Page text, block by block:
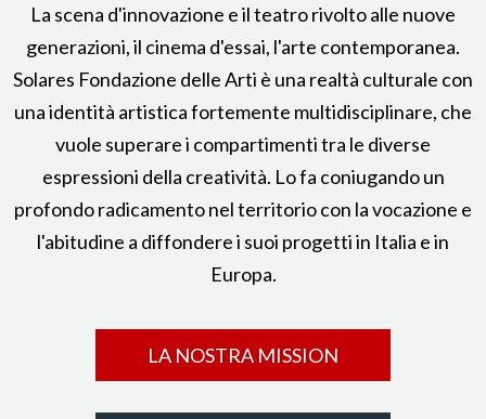
La scena d'innovazione e il teatro rivolto alle nuove
generazioni, il cinema d'essai, l'arte contemporanea.
Solares Fondazione delle Arti è una realtà culturale con
una identità artistica fortemente multidisciplinare, che
vuole superare i compartimenti tra le diverse
espressioni della creatività. Lo fa coniugando un
profondo radicamento nel territorio con la vocazione e
l'abitudine a diffondere i suoi progetti in Italia e in
Europa.
LA NOSTRA MISSION